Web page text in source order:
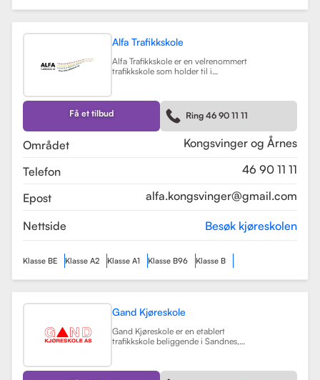
Alfa Trafikkskole
Alfa Trafikkskole er en velrenommert
trafikkskole som holder til i
kjøreopplæringen. Skolen tilbyr et
bredt spekter av tjenester, inkludert
opplæring for førerkort klasse B,
både med manuelt og automatgir.
Få et tilbud Ring 46 90 11 11
Området
Kongsvinger og Årnes
Telefon
46 90 11 11
Epost
alfa.kongsvinger@gmail.com
Nettside Besøk kjøreskolen
Klasse BE Klasse A2 Klasse A1 Klasse B96 Klasse B
Gand Kjøreskole
Gand Kjøreskole er en etablert
trafikkskole beliggende i Sandnes,
kjøretøyklasser. Skolen har